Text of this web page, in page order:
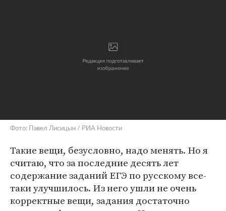
Фото: Павел Лисицын / РИА Новости
Такие вещи, безусловно, надо менять. Но я
считаю, что за последние десять лет
содержание заданий ЕГЭ по русскому все-
таки улучшилось. Из него ушли не очень
корректные вещи, задания достаточно